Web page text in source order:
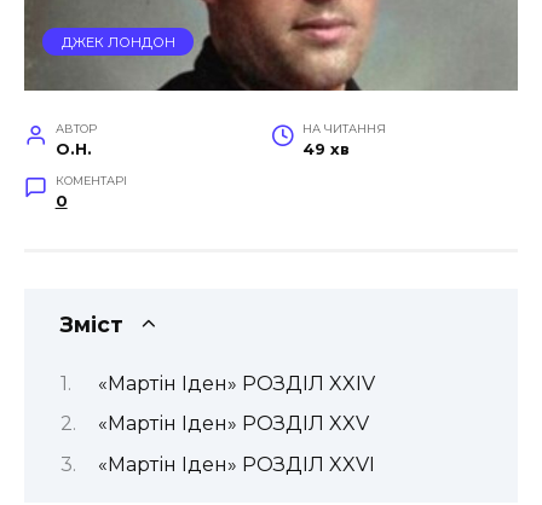
ДЖЕК ЛОНДОН
АВТОР
O.H.
НА ЧИТАННЯ
49 хв
КОМЕНТАРІ
0
Зміст
«Мартін Іден» РОЗДІЛ XXIV
«Мартін Іден» РОЗДІЛ XXV
«Мартін Іден» РОЗДІЛ XXVI